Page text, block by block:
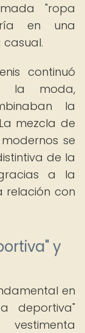
"ropa
en una
continuó
la moda,
la
mezcla de
se
de la
a la
relación con
y
en
deportiva"